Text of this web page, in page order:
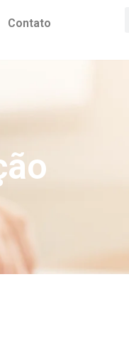
Contato